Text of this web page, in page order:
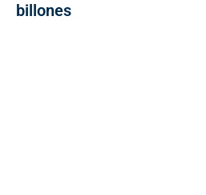
billones